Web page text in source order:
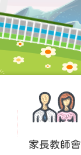
家長教師會